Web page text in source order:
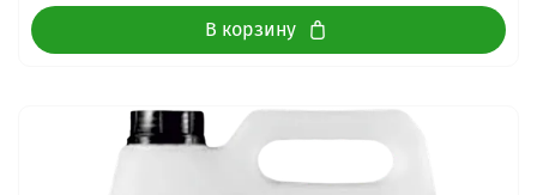
В корзину